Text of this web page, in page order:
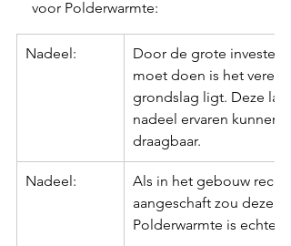
voor Polderwarmte:
Nadeel:
Door de grote
moet doen is het
grondslag ligt. Deze
nadeel ervaren kunnen
draagbaar.
Nadeel:
​Als in het gebouw
aangeschaft zou deze
Polderwarmte is echter